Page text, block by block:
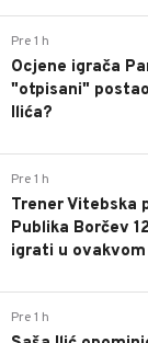
Pre 1 h
Ocjene igrača
"otpisani"
Ilića?
Pre 1 h
Trener Vitebska
Publika Borčev
igrati u
Pre 1 h